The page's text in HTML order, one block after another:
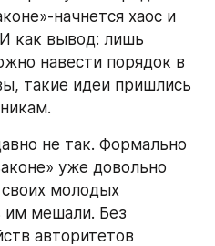
начнется хаос и
как вывод: лишь
навести порядок в
такие идеи пришлись
не так. Формально
уже довольно
молодых
им мешали. Без
авторитетов